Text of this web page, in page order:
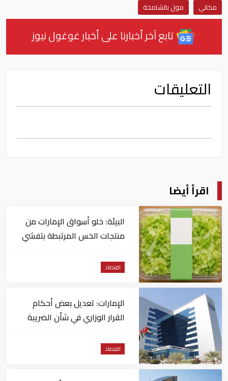
مكاني
مول بالشامخة
تابع آخر أخبارنا على أخبار غوغول نيوز
التعليقات
اقرأ أيضا
البيئة: خلو أسواق الإمارات من
منتجات الخس المرتبطة بتفشي
اقتصاد
الإمارات: تعديل بعض أحكام
القرار الوزاري في شأن الضريبة
اقتصاد